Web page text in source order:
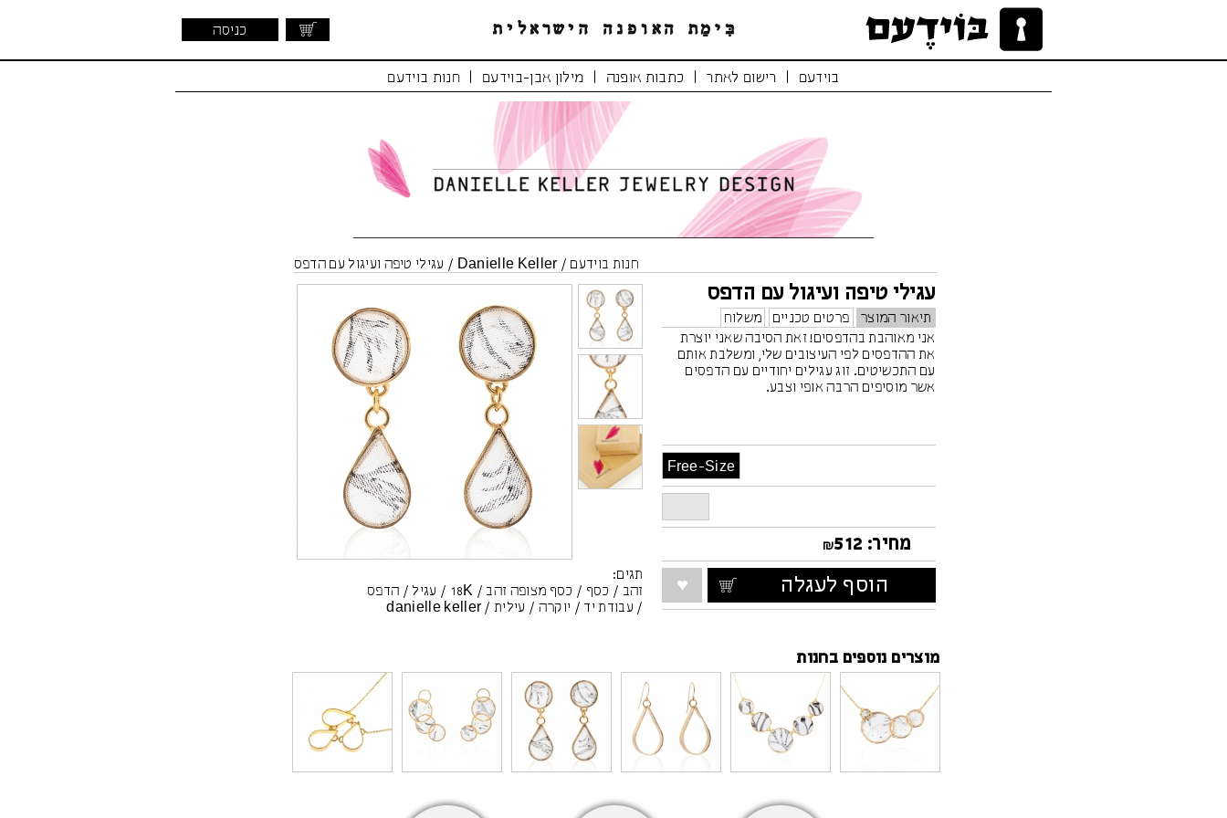
כניסה
בוידעם רישום לאתר כתבות אופנה מילון אבן-בוידעם חנות בוידעם
חנות בוידעם /
Danielle Keller
/ עגילי טיפה ועיגול עם הדפס
עגילי טיפה ועיגול עם הדפס
תיאור המוצר פרטים טכניים
משלוח
אני מאוהבת בהדפסים! זאת הסיבה שאני יוצרת
את ההדפסים לפי העיצובים שלי, ומשלבת אותם
עם התכשיטים. זוג עגילים יחודיים עם הדפסים
אשר מוסיפים הרבה אופי וצבע.
Free-Size
מחיר: ₪512
הוסף לעגלה
תגים:
זהב / כסף / כסף מצופה זהב /
18K
/ עגיל / הדפס
/ עבודת יד / יוקרה / עילית/
danielle keller
מוצרים נוספים בחנות